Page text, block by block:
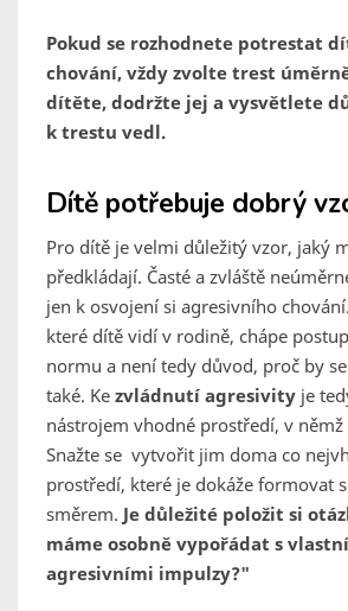
Pokud se rozhodnete potrestat
chování, vždy zvolte trest
dítěte, dodržte jej a vysvětlete
k trestu vedl.
Dítě potřebuje dobrý
Pro dítě je velmi důležitý vzor, jaký
předkládají. Časté a zvláště
jen k osvojení si agresivního
které dítě vidí v rodině, chápe
normu a není tedy důvod, proč by
také. Ke zvládnutí agresivity je
nástrojem vhodné prostředí, v
Snažte se vytvořit jim doma co
prostředí, které je dokáže formovat
směrem. Je důležité položit si
máme osobně vypořádat s
agresivními impulzy?"